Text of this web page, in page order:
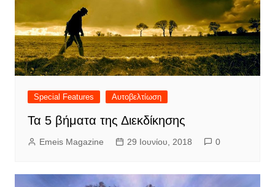
Special Features Αυτοβελτίωση
Τα 5 βήματα της Διεκδίκησης
Emeis Magazine 29 Ιουνίου, 2018 0